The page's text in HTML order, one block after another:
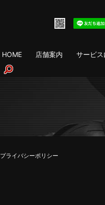
HOME
店舗案内 サービス
プライバシーポリシー